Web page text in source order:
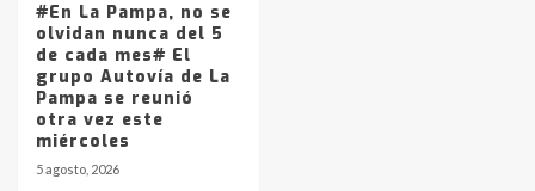
#En La Pampa, no se
olvidan nunca del 5
de cada mes# El
grupo Autovía de La
Pampa se reunió
otra vez este
miércoles
5 agosto, 2026